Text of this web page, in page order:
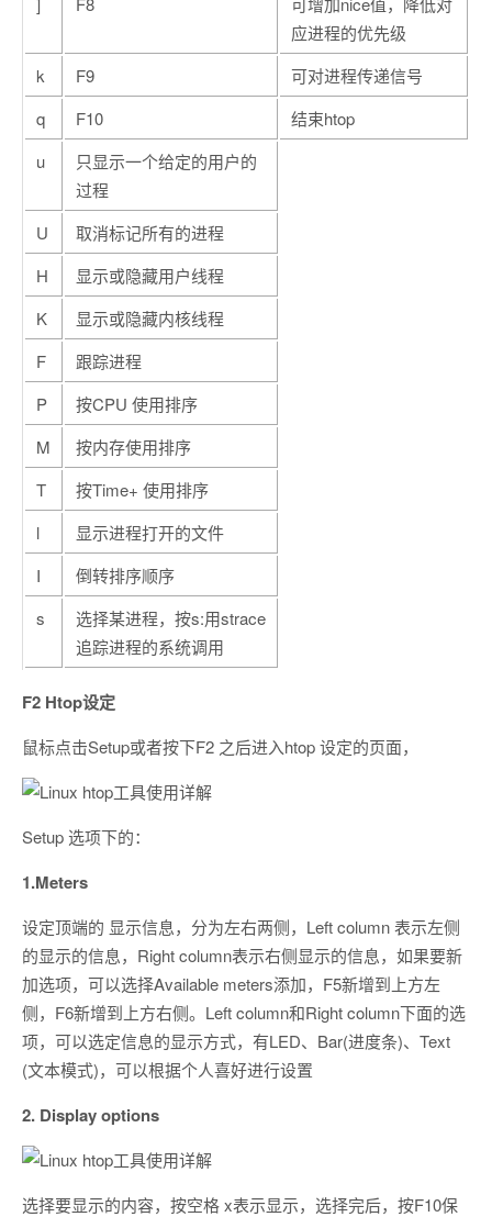
应进程的优先级
k
F9
可对进程传递信号
q
F10
结束htop
u
只显示一个给定的用户的
过程
U
取消标记所有的进程
H
显示或隐藏用户线程
K
显示或隐藏内核线程
F
跟踪进程
P
按CPU 使用排序
M
按内存使用排序
T
按Time+ 使用排序
l
显示进程打开的文件
I
倒转排序顺序
s
选择某进程，按s:用strace
追踪进程的系统调用
F2 Htop设定
鼠标点击Setup或者按下F2 之后进入htop 设定的页面，
Setup 选项下的：
1.Meters
设定顶端的 显示信息，分为左右两侧，Left column 表示左侧
的显示的信息，Right column表示右侧显示的信息，如果要新
加选项，可以选择Available meters添加，F5新增到上方左
侧，F6新增到上方右侧。Left column和Right column下面的选
项，可以选定信息的显示方式，有LED、Bar(进度条)、Text
(文本模式)，可以根据个人喜好进行设置
2. Display options
选择要显示的内容，按空格 x表示显示，选择完后，按F10保